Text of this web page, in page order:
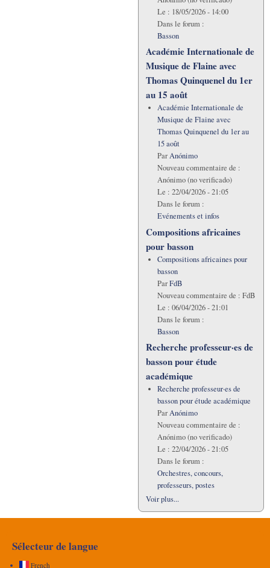
Le : 18/05/2026 - 14:00
Dans le forum :
Basson
Académie Internationale de
Musique de Flaine avec
Thomas Quinquenel du 1er
au 15 août
Académie Internationale de
Musique de Flaine avec
Thomas Quinquenel du 1er au
15 août
ParAnónimo
Nouveau commentaire de :
Anónimo (no verificado)
Le : 22/04/2026 - 21:05
Dans le forum :
Evénements et infos
Compositions africaines
pour basson
Compositions africaines pour
basson
ParFdB
Nouveau commentaire de : FdB
Le : 06/04/2026 - 21:01
Dans le forum :
Basson
Recherche professeur·es de
basson pour étude
académique
Recherche professeur·es de
basson pour étude académique
ParAnónimo
Nouveau commentaire de :
Anónimo (no verificado)
Le : 22/04/2026 - 21:05
Dans le forum :
Orchestres, concours,
professeurs, postes
Voir plus...
Sélecteur de langue
French